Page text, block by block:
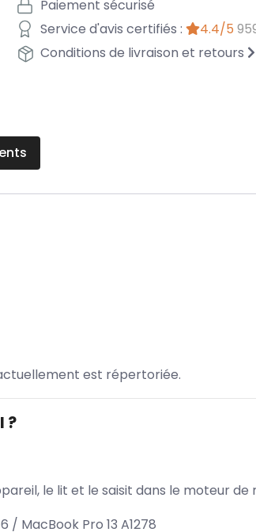
Paiement sécurisé
Service d'avis certifiés :
4.4/5
Conditions de livraison et retours
est répertoriée.
?
le lit et le saisit dans le moteur de
/ MacBook Pro 13 A1278